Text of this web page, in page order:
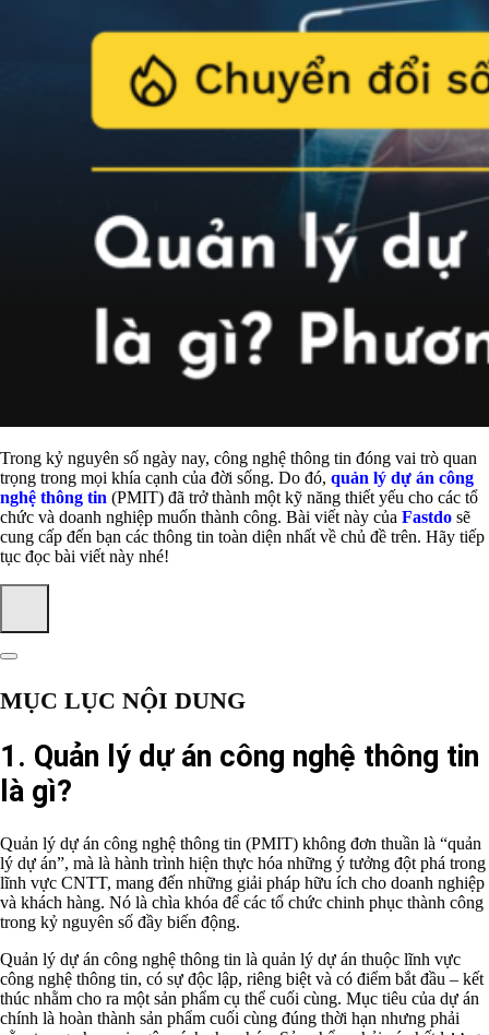
Trong kỷ nguyên số ngày nay, công nghệ thông tin đóng vai trò quan
trọng trong mọi khía cạnh của đời sống. Do đó, quản lý dự án công
nghệ thông tin (PMIT) đã trở thành một kỹ năng thiết yếu cho các tổ
chức và doanh nghiệp muốn thành công. Bài viết này của Fastdo sẽ
cung cấp đến bạn các thông tin toàn diện nhất về chủ đề trên. Hãy tiếp
tục đọc bài viết này nhé!
MỤC LỤC NỘI DUNG
1. Quản lý dự án công nghệ thông tin
là gì?
Quản lý dự án công nghệ thông tin (PMIT) không đơn thuần là “quản
lý dự án”, mà là hành trình hiện thực hóa những ý tưởng đột phá trong
lĩnh vực CNTT, mang đến những giải pháp hữu ích cho doanh nghiệp
và khách hàng. Nó là chìa khóa để các tổ chức chinh phục thành công
trong kỷ nguyên số đầy biến động.
Quản lý dự án công nghệ thông tin là quản lý dự án thuộc lĩnh vực
công nghệ thông tin, có sự độc lập, riêng biệt và có điểm bắt đầu – kết
thúc nhằm cho ra một sản phẩm cụ thể cuối cùng. Mục tiêu của dự án
chính là hoàn thành sản phẩm cuối cùng đúng thời hạn nhưng phải